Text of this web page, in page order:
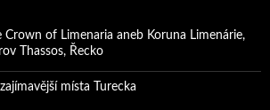
Crown of Limenaria aneb Koruna Limenárie,
Thassos, Řecko
místa Turecka